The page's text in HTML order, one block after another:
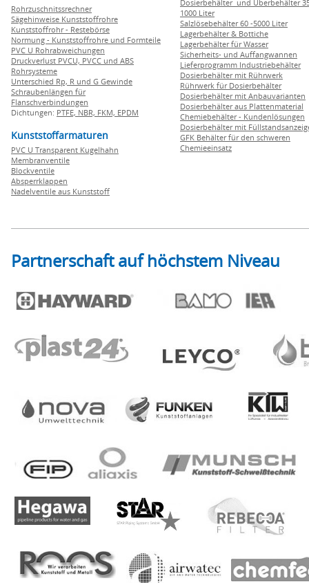
Rohrzuschnitssrechner
Sägehinweise Kunststoffrohre
Kunststoffrohr - Restebörse
Normung - Kunststoffrohre und Formteile
PVC U Rohrabweichungen
Druckverlust PVCU, PVCC und ABS
Rohrsysteme
Unterschied Rp, R und G Gewinde
Schraubenlängen für
Flanschverbindungen
Dichtungen: PTFE, NBR, FKM, EPDM
Kunststoffarmaturen
PVC U Transparent Kugelhahn
Membranventile
Blockventile
Absperrklappen
Nadelventile aus Kunststoff
Dosierbehälter und Überbehälter
1000 Liter
Salzlösebehälter 60 -5000 Liter
Lagerbehälter & Bottiche
Lagerbehälter für Wasser
Sicherheits- und Auffangwannen
Lieferprogramm Industriebehälter
Dosierbehälter mit Rührwerk
Rührwerk für Dosierbehälter
Dosierbehälter mit Anbauvarianten
Dosierbehälter aus Plattenmaterial
Chemiebehälter - Kundenlösungen
Dosierbehälter mit
GFK Behälter für den schweren
Chemieeinsatz
Partnerschaft auf höchstem Niveau